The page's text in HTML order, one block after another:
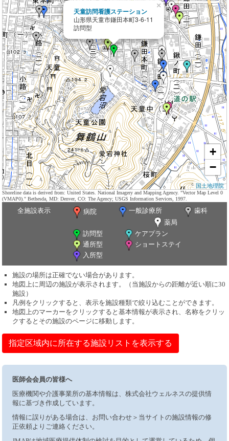
天童訪問看護ステーション
山形県天童市鎌田本町3-6-11
訪問型
×
+
−
国土地理院
Shoreline data is derived from: United States. National Imagery and Mapping Agency. "Vector Map Level 0
(VMAP0)." Bethesda, MD: Denver, CO: The Agency; USGS Information Services, 1997.
全施設表示 病院 一般診療所
歯科
薬局
訪問型
ケアプラン
通所型
ショートステイ
入所型
施設の場所は正確でない場合があります。
地図上に周辺の施設が表示されます。（当施設からの距離が近い順に30
施設）
凡例をクリックすると、表示を施設種類で絞り込むことができます。
地図上のマーカーをクリックすると基本情報が表示され、名称をクリッ
クするとその施設のページに移動します。
指定区域内に所在する施設リストを表示する
医師会会員の皆様へ
医療機関や介護事業所の基本情報は、株式会社ウェルネスの提供情
報に基づき作成しています。
情報に誤りがある場合は、お問い合わせ＞当サイトの施設情報の修
正依頼よりご連絡ください。